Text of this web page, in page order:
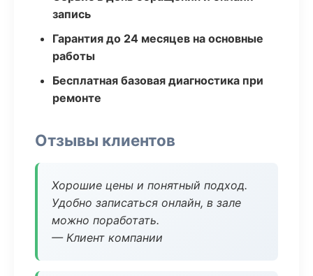
запись
Гарантия до 24 месяцев на основные
работы
Бесплатная базовая диагностика при
ремонте
Отзывы клиентов
Хорошие цены и понятный подход.
Удобно записаться онлайн, в зале
можно поработать.
— Клиент компании